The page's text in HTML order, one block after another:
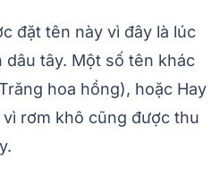
đặt tên này vì đây là lúc
dâu tây. Một số tên khác
hoa hồng), hoặc Hay
rơm khô cũng được thu